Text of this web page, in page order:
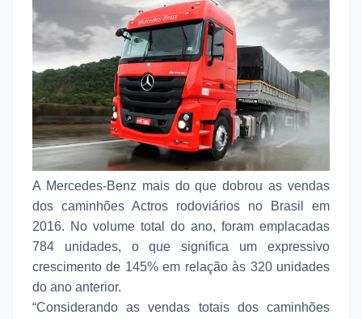
A Mercedes-Benz mais do que dobrou as vendas
dos caminhões Actros rodoviários no Brasil em
2016. No volume total do ano, foram emplacadas
784 unidades, o que significa um expressivo
crescimento de 145% em relação às 320 unidades
do ano anterior.
“Considerando as vendas totais dos caminhões